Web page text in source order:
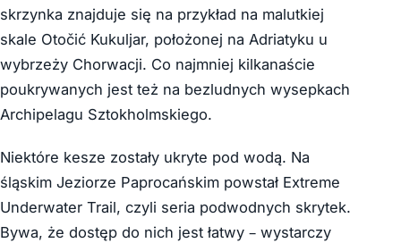
skrzynka znajduje się na przykład na malutkiej
skale Otočić Kukuljar, położonej na Adriatyku u
wybrzeży Chorwacji. Co najmniej kilkanaście
poukrywanych jest też na bezludnych wysepkach
Archipelagu Sztokholmskiego.
Niektóre kesze zostały ukryte pod wodą. Na
śląskim Jeziorze Paprocańskim powstał Extreme
Underwater Trail, czyli seria podwodnych skrytek.
Bywa, że dostęp do nich jest łatwy – wystarczy